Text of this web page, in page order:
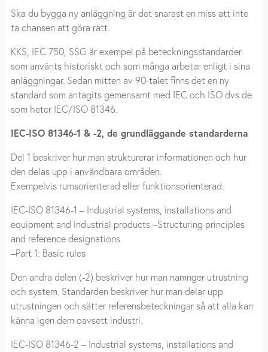
Ska du bygga ny anläggning är det snarast en miss att inte
ta chansen att göra rätt.
KKS, IEC 750, SSG är exempel på beteckningsstandarder
som använts historiskt och som många arbetar enligt i sina
anläggningar. Sedan mitten av 90-talet finns det en ny
standard som antagits gemensamt med IEC och ISO dvs de
som heter IEC/ISO 81346.
IEC-ISO 81346-1 & -2, de grundläggande standarderna
Del 1 beskriver hur man strukturerar informationen och hur
den delas upp i användbara områden.
Exempelvis rumsorienterad eller funktionsorienterad.
IEC-ISO 81346-1 – Industrial systems, installations and
equipment and industrial products –Structuring principles
and reference designations
–Part 1: Basic rules
Den andra delen (-2) beskriver hur man namnger utrustning
och system. Standarden beskriver hur man delar upp
utrustningen och sätter referensbeteckningar så att alla kan
känna igen dem oavsett industri.
IEC-ISO 81346-2 – Industrial systems, installations and